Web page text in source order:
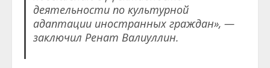
деятельности по культурной
адаптации иностранных граждан», —
заключил Ренат Валиуллин.